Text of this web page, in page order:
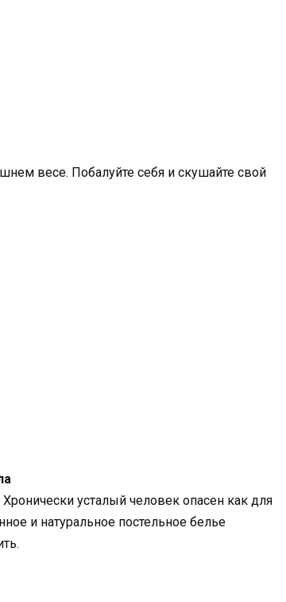
весе. Побалуйте себя и скушайте свой
усталый человек опасен как для
и натуральное постельное белье